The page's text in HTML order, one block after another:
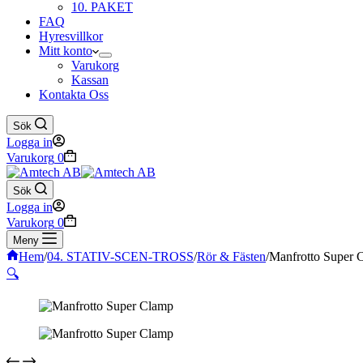
10. PAKET
FAQ
Hyresvillkor
Mitt konto
Varukorg
Kassan
Kontakta Oss
Sök
Logga in
Varukorg 0
Sök
Logga in
Varukorg 0
Meny
Hem/04. STATIV-SCEN-TROSS/Rör & Fästen/Manfrotto Super
🔍